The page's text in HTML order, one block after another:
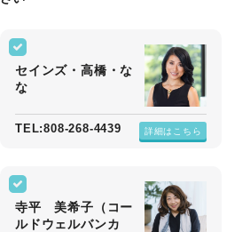
セインズ・高橋・な
な
TEL:808-268-4439 詳細はこちら
寺平 美希子（コー
ルドウェルバンカ